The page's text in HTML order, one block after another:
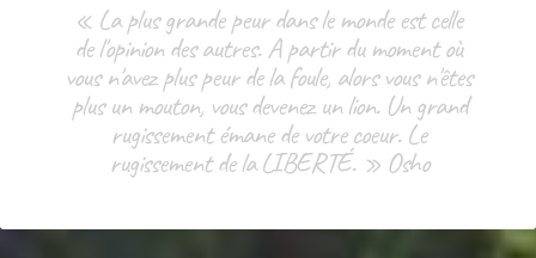
« La plus grande peur dans le monde est celle
de l'opinion des autres. A partir du moment où
vous n'avez plus peur de la foule, alors vous n'êtes
plus un mouton, vous devenez un lion. Un grand
rugissement émane de votre coeur. Le
rugissement de la LIBERTÉ. » Osho